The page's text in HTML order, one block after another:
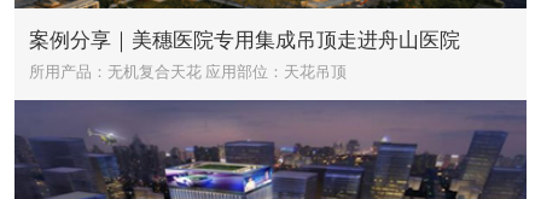
案例分享｜美穗医院专用集成吊顶走进舟山医院
所用产品：无机复合天花 应用部位：天花吊顶